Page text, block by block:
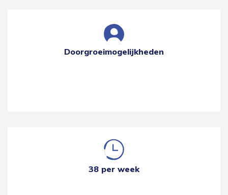
Doorgroeimogelijkheden
38 per week